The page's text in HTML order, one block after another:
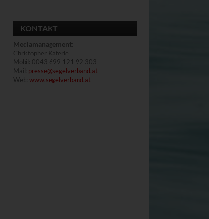
KONTAKT
Mediamanagement:
Christopher Käferle
Mobil: 0043 699 121 92 303
Mail: presse@segelverband.at
Web: www.segelverband.at